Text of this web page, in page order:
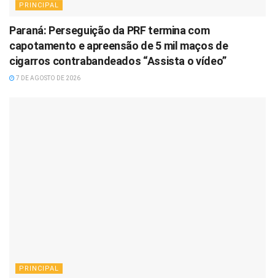
PRINCIPAL
Paraná: Perseguição da PRF termina com
capotamento e apreensão de 5 mil maços de
cigarros contrabandeados “Assista o vídeo”
7 DE AGOSTO DE 2026
PRINCIPAL